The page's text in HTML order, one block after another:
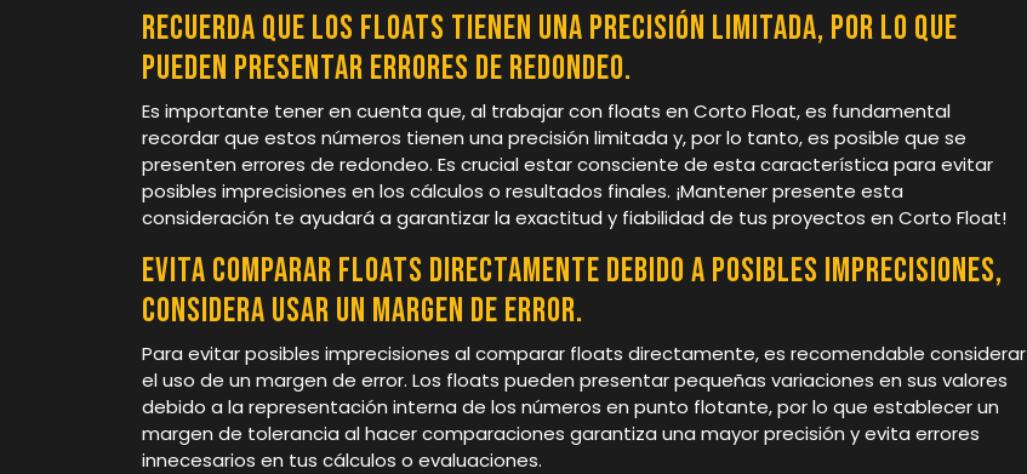
Recuerda que los floats tienen una precisión limitada, por lo que
pueden presentar errores de redondeo.
Es importante tener en cuenta que, al trabajar con floats en Corto Float, es fundamental
recordar que estos números tienen una precisión limitada y, por lo tanto, es posible que se
presenten errores de redondeo. Es crucial estar consciente de esta característica para evitar
posibles imprecisiones en los cálculos o resultados finales. ¡Mantener presente esta
consideración te ayudará a garantizar la exactitud y fiabilidad de tus proyectos en Corto Float!
Evita comparar floats directamente debido a posibles imprecisiones,
considera usar un margen de error.
Para evitar posibles imprecisiones al comparar floats directamente, es recomendable considerar
el uso de un margen de error. Los floats pueden presentar pequeñas variaciones en sus valores
debido a la representación interna de los números en punto flotante, por lo que establecer un
margen de tolerancia al hacer comparaciones garantiza una mayor precisión y evita errores
innecesarios en tus cálculos o evaluaciones.